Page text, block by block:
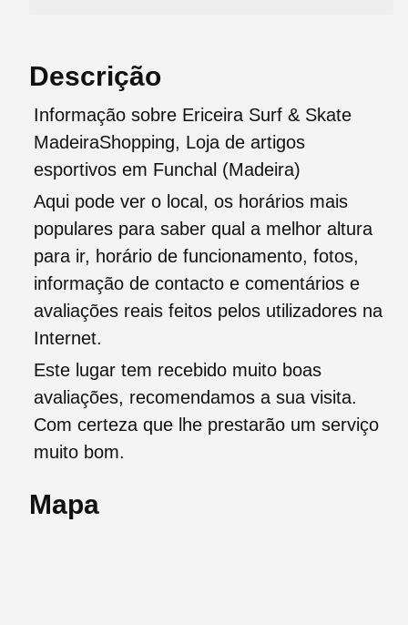
Descrição
Informação sobre Ericeira Surf & Skate
MadeiraShopping, Loja de artigos
esportivos em Funchal (Madeira)
Aqui pode ver o local, os horários mais
populares para saber qual a melhor altura
para ir, horário de funcionamento, fotos,
informação de contacto e comentários e
avaliações reais feitos pelos utilizadores na
Internet.
Este lugar tem recebido muito boas
avaliações, recomendamos a sua visita.
Com certeza que lhe prestarão um serviço
muito bom.
Mapa